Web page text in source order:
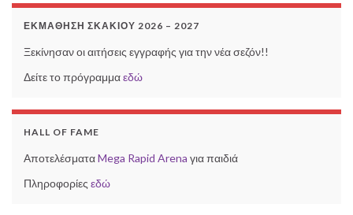
ΕΚΜΆΘΗΣΗ ΣΚΑΚΙΟΎ 2026 – 2027
Ξεκίνησαν οι αιτήσεις εγγραφής για την νέα σεζόν!!
Δείτε το πρόγραμμαεδώ
HALL OF FAME
ΑποτελέσματαMega Rapid Arena για παιδιά
Πληροφορίες εδώ